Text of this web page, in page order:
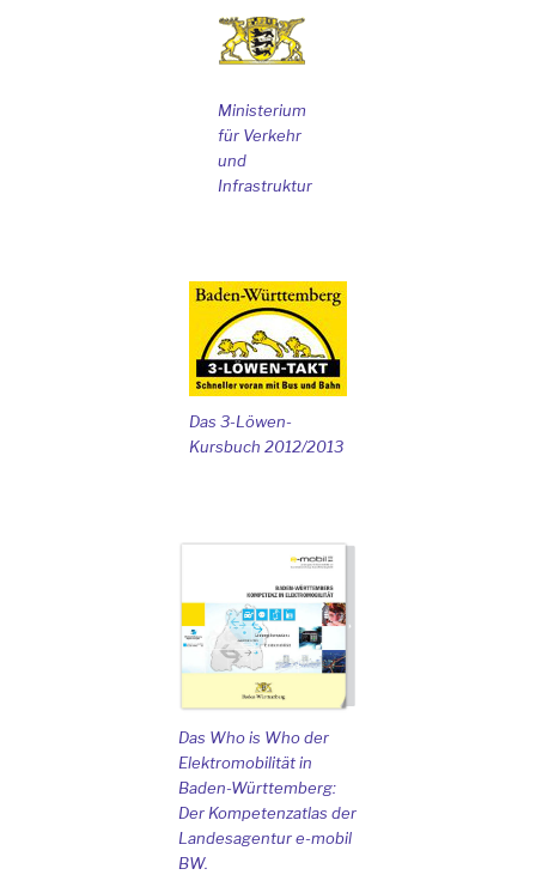
Ministerium
für Verkehr
und
Infrastruktur
Das 3-Löwen-
Kursbuch 2012/2013
Das Who is Who der
Elektromobilität in
Baden-Württemberg:
Der Kompetenzatlas der
Landesagentur e-mobil
BW.